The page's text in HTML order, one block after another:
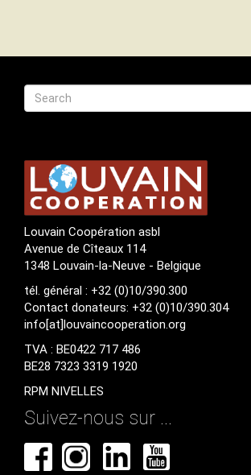
Recherche
Search
Louvain Coopération asbl
Avenue de Cîteaux 114
1348 Louvain-la-Neuve - Belgique
tél. général : +32 (0)10/390.300
Contact donateurs: +32 (0)10/390.304
info[at]louvaincooperation.org
TVA : BE0422 717 486
BE28 7323 3319 1920
RPM NIVELLES
Suivez-nous sur ...